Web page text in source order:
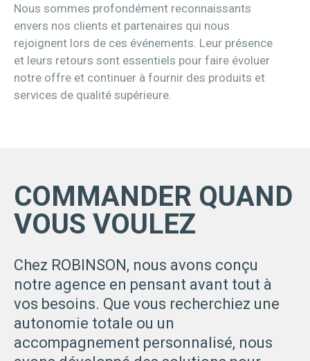
Nous sommes profondément reconnaissants
envers nos clients et partenaires qui nous
rejoignent lors de ces événements. Leur présence
et leurs retours sont essentiels pour faire évoluer
notre offre et continuer à fournir des produits et
services de qualité supérieure.
COMMANDER QUAND
VOUS VOULEZ
Chez ROBINSON, nous avons conçu
notre agence en pensant avant tout à
vos besoins. Que vous recherchiez une
autonomie totale ou un
accompagnement personnalisé, nous